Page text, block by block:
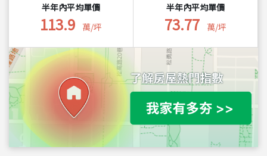
半年內平均單價
113.9 萬/坪
半年內平均單價
73.77 萬/坪